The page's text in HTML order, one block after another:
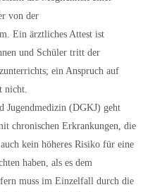
von der
Ein ärztliches Attest ist
und Schüler tritt der
ein Anspruch auf
nicht.
Jugendmedizin (DGKJ) geht
chronischen Erkrankungen, die
kein höheres Risiko für eine
haben, als es dem
muss im Einzelfall durch die